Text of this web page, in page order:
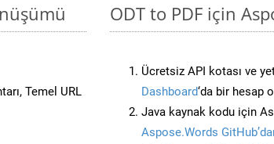
Temel URL
ODT to PDF için
Ücretsiz API kotası ve
Dashboard‘da bir hesap
Java kaynak kodu için
Aspose.Words